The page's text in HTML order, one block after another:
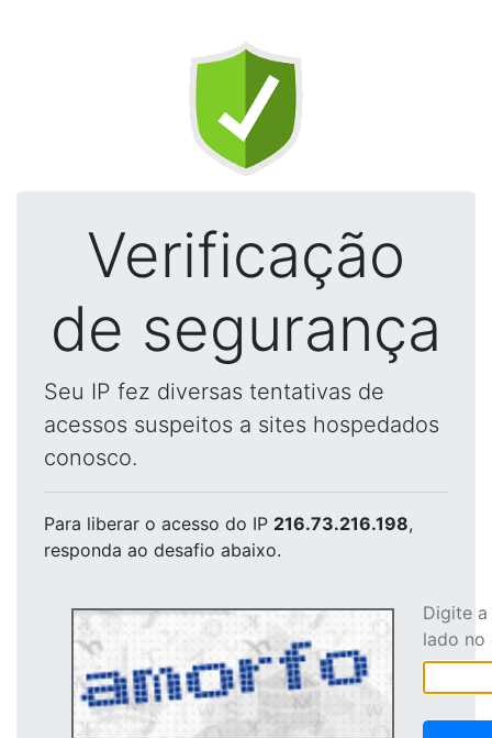
Verificação
de segurança
Seu IP fez diversas tentativas de
acessos suspeitos a sites hospedados
conosco.
Para liberar o acesso do IP 216.73.216.198,
responda ao desafio abaixo.
Digite
lado no